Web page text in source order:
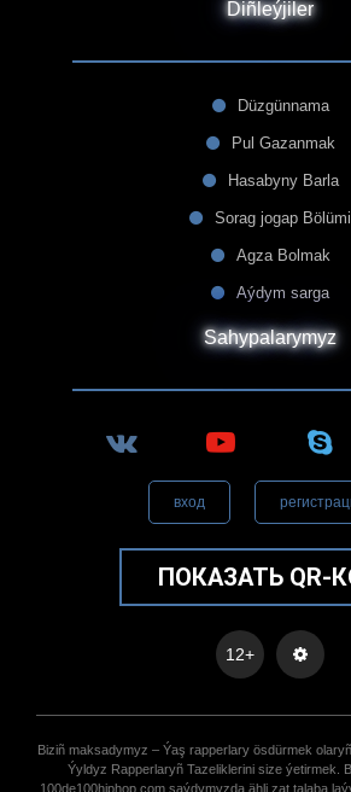
Diñleýjiler
Düzgünnama
Pul Gazanmak
Hasabyny Barla
Sorag jogap Bölümi
Agza Bolmak
Aýdym sarga
Sahypalarymyz
вход
ПОКАЗАТЬ QR-
12+
Biziñ maksadymyz – Ýaş rapperlary ösdürmek
Ýyldyz Rapperlaryñ Tazeliklerini size ýetirmek.
100de100hiphop.com saýdymyzda ähli zat talaba